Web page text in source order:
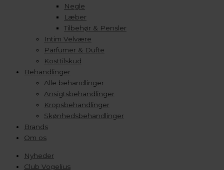
Negle
Læber
Tilbehør & Pensler
Intim Velvære
Parfumer & Dufte
Kosttilskud
Behandlinger
Alle behandlinger
Ansigtsbehandlinger
Kropsbehandlinger
Skønhedsbehandlinger
Brands
Om os
Nyheder
Club Vogelius